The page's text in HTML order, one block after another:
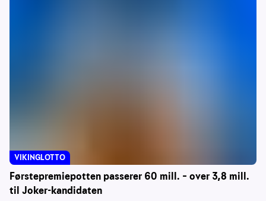
Førstepremiepotten passerer 60 mill. – over 3,8 mill.
til Joker-kandidaten
VIKINGLOTTO